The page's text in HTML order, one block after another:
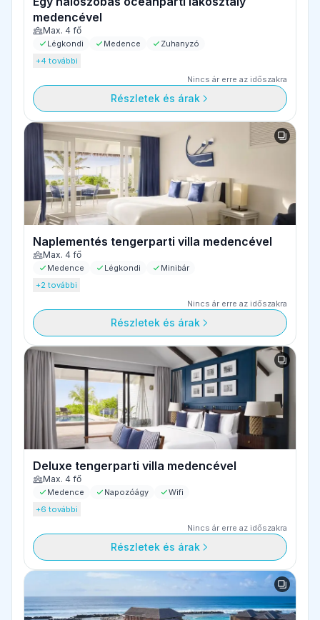
medencével
Max. 4 fő
Légkondi Medence
Zuhanyzó
+4 további
Nincs ár erre az időszakra
Részletek és árak
Naplementés tengerparti villa medencével
Max. 4 fő
Medence Légkondi
Minibár
+2 további
Nincs ár erre az időszakra
Részletek és árak
Deluxe tengerparti villa medencével
Max. 4 fő
Medence Napozóágy
Wifi
+6 további
Nincs ár erre az időszakra
Részletek és árak